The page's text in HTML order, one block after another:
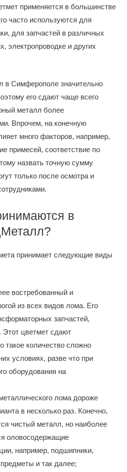
применяется в большинстве
часто используются для
для запчастей в различных
электропроводке и других
в Симферополе значительно
его сдают чаще всего
металл более
Впрочем, на конечную
много факторов, например,
примесей, соответствие по
назвать точную сумму
только после осмотра и
в
принимает следующие виды
востребованный и
из всех видов лома. Его
запчастей,
Этот цветмет сдают
такое количество сложно
условиях, разве что при
оборудования на
лома дороже
в несколько раз. Конечно,
чистый металл, но наиболее
оловосодержащие
например, подшипники,
и так далее;